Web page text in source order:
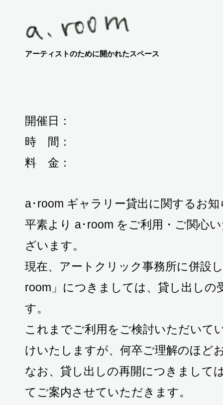
アーティストのために開かれたスペース
開催日：
時 間：
料 金：
a･room ギャラリー貸出に関するお知
平素より a･room をご利用・ご関心
ざいます。
現在、アートクリック事務所に併設
room」につきましては、貸し出しの
す。
これまでご利用をご検討いただいて
けいたしますが、何卒ご理解のほど
なお、貸し出しの再開につきまして
てご案内させていただきます。